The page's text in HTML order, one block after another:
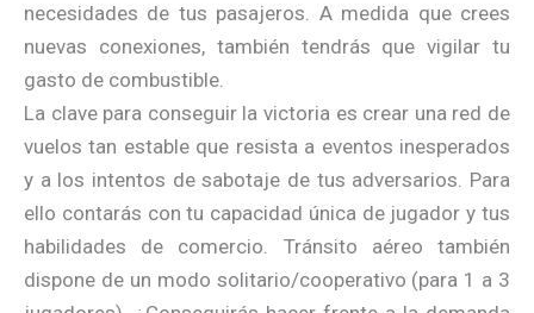
necesidades de tus pasajeros. A medida que crees
nuevas conexiones, también tendrás que vigilar tu
gasto de combustible.
La clave para conseguir la victoria es crear una red de
vuelos tan estable que resista a eventos inesperados
y a los intentos de sabotaje de tus adversarios. Para
ello contarás con tu capacidad única de jugador y tus
habilidades de comercio. Tránsito aéreo también
dispone de un modo solitario/cooperativo (para 1 a 3